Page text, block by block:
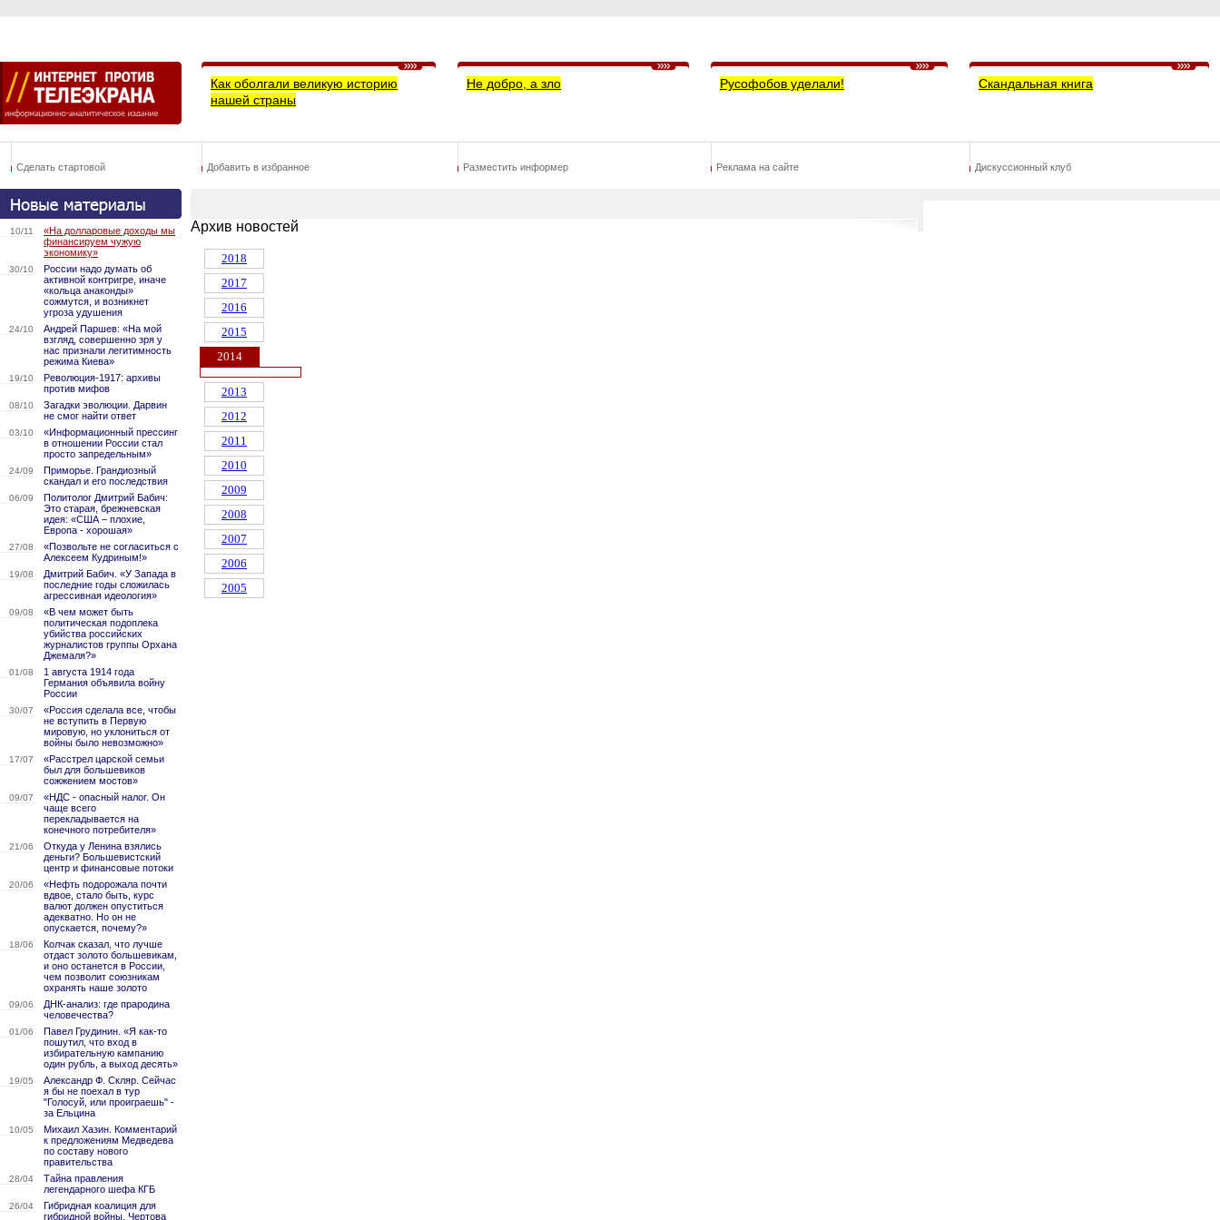
Как оболгали великую историю
нашей страны
Не добро, а зло Русофобов уделали! Скандальная книга
Сделать стартовой Добавить в избранное Разместить информер Реклама на сайте Дискуссионный клуб
10/11
«На долларовые доходы мы
финансируем чужую
экономику»
30/10
России надо думать об
активной контригре, иначе
«кольца анаконды»
сожмутся, и возникнет
угроза удушения
24/10
Андрей Паршев: «На мой
взгляд, совершенно зря у
нас признали легитимность
режима Киева»
19/10
Революция-1917: архивы
против мифов
08/10
Загадки эволюции. Дарвин
не смог найти ответ
03/10
«Информационный прессинг
в отношении России стал
просто запредельным»
24/09
Приморье. Грандиозный
скандал и его последствия
06/09
Политолог Дмитрий Бабич:
Это старая, брежневская
идея: «США – плохие,
Европа - хорошая»
27/08
«Позвольте не согласиться с
Алексеем Кудриным!»
19/08
Дмитрий Бабич. «У Запада в
последние годы сложилась
агрессивная идеология»
09/08
«В чем может быть
политическая подоплека
убийства российских
журналистов группы Орхана
Джемаля?»
01/08
1 августа 1914 года
Германия объявила войну
России
30/07
«Россия сделала все, чтобы
не вступить в Первую
мировую, но уклониться от
войны было невозможно»
17/07
«Расстрел царской семьи
был для большевиков
сожжением мостов»
09/07
«НДС - опасный налог. Он
чаще всего
перекладывается на
конечного потребителя»
21/06
Откуда у Ленина взялись
деньги? Большевистский
центр и финансовые потоки
20/06
«Нефть подорожала почти
вдвое, стало быть, курс
валют должен опуститься
адекватно. Но он не
опускается, почему?»
18/06
Колчак сказал, что лучше
отдаст золото большевикам,
и оно останется в России,
чем позволит союзникам
охранять наше золото
09/06
ДНК-анализ: где прародина
человечества?
01/06
Павел Грудинин. «Я как-то
пошутил, что вход в
избирательную кампанию
один рубль, а выход десять»
19/05
Александр Ф. Скляр. Сейчас
я бы не поехал в тур
"Голосуй, или проиграешь" -
за Ельцина
10/05
Михаил Хазин. Комментарий
к предложениям Медведева
по составу нового
правительства
28/04
Тайна правления
легендарного шефа КГБ
26/04
Гибридная коалиция для
гибридной войны. Чертова
Архив новостей
2018
2017
2016
2015
2014
2013
2012
2011
2010
2009
2008
2007
2006
2005